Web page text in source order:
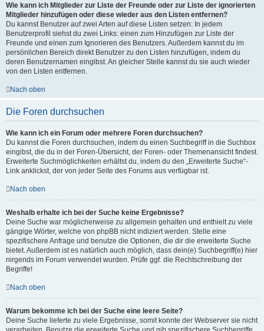
Wie kann ich Mitglieder zur Liste der Freunde oder zur Liste der ignorierten
Mitglieder hinzufügen oder diese wieder aus den Listen entfernen?
Du kannst Benutzer auf zwei Arten auf diese Listen setzen: In jedem
Benutzerprofil siehst du zwei Links: einen zum Hinzufügen zur Liste der
Freunde und einen zum Ignorieren des Benutzers. Außerdem kannst du im
persönlichen Bereich direkt Benutzer zu den Listen hinzufügen, indem du
deren Benutzernamen eingibst. An gleicher Stelle kannst du sie auch wieder
von den Listen entfernen.
Nach oben
Die Foren durchsuchen
Wie kann ich ein Forum oder mehrere Foren durchsuchen?
Du kannst die Foren durchsuchen, indem du einen Suchbegriff in die Suchbox
eingibst, die du in der Foren-Übersicht, der Foren- oder Themenansicht findest.
Erweiterte Suchmöglichkeiten erhältst du, indem du den „Erweiterte Suche“-
Link anklickst, der von jeder Seite des Forums aus verfügbar ist.
Nach oben
Weshalb erhalte ich bei der Suche keine Ergebnisse?
Deine Suche war möglicherweise zu allgemein gehalten und enthielt zu viele
gängige Wörter, welche von phpBB nicht indiziert werden. Stelle eine
spezifischere Anfrage und benutze die Optionen, die dir die erweiterte Suche
bietet. Außerdem ist es natürlich auch möglich, dass dein(e) Suchbegriff(e) hier
nirgends im Forum verwendet wurden. Prüfe ggf. die Rechtschreibung der
Begriffe!
Nach oben
Warum bekomme ich bei der Suche eine leere Seite?
Deine Suche lieferte zu viele Ergebnisse, somit konnte der Webserver sie nicht